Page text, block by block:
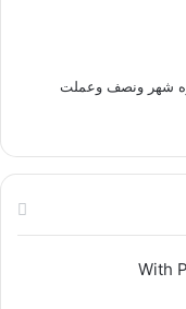
شهر ونصف وعملت
With